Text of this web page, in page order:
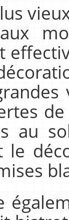
au
le